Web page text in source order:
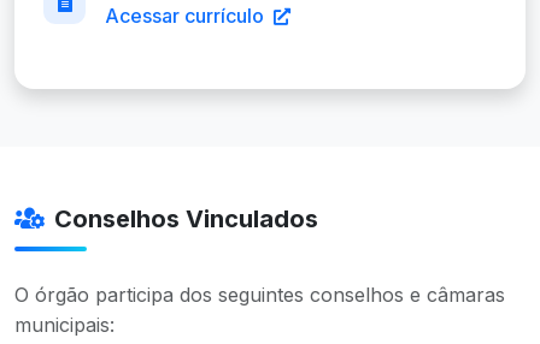
Acessar currículo
Conselhos Vinculados
O órgão participa dos seguintes conselhos e câmaras
municipais: